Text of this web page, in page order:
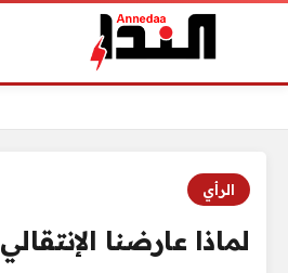
الرأي
لماذا عارضنا الإنتقالي